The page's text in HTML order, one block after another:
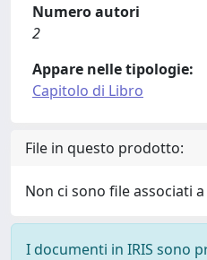
Numero autori
2
Appare nelle tipologie:
Capitolo di Libro
File in questo prodotto:
Non ci sono file associati
I documenti in IRIS sono